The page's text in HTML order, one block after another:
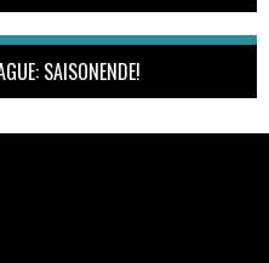
SAISONENDE!